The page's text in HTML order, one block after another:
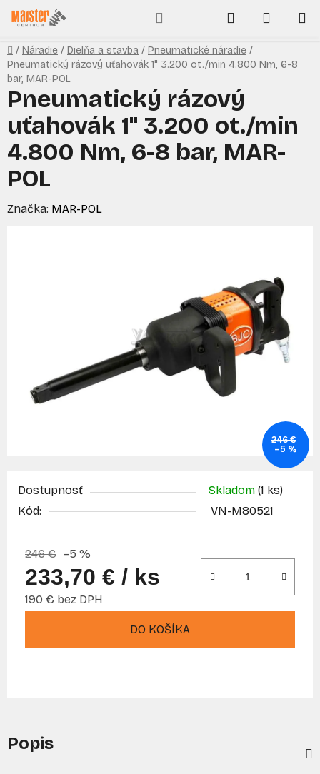
Prejsť
na
obsah
Hľadať
KOŠÍK
Domov
/ Náradie / Dielňa a stavba / Pneumatické náradie /
Pneumatický rázový uťahovák 1" 3.200 ot./min 4.800 Nm, 6-8
bar, MAR-POL
Dostupnosť Skladom (1 ks)
Kód:
VN-M80521
246 € –5 %
233,70 € / ks
190 € bez DPH
DO KOŠÍKA
Pneumatický rázový
uťahovák 1" 3.200 ot./min
4.800 Nm, 6-8 bar, MAR-
POL
Značka: MAR-POL
246 €
–5 %
Popis